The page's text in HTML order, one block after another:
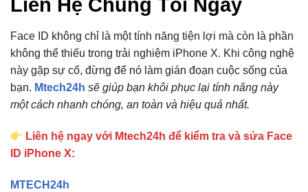
Liên Hệ Chúng Tôi Ngay
Face ID không chỉ là một tính năng tiện lợi mà còn là phần
không thể thiếu trong trải nghiệm iPhone X. Khi công nghệ
này gặp sự cố, đừng để nó làm gián đoạn cuộc sống của
bạn. Mtech24h sẽ giúp bạn khôi phục lại tính năng này
một cách nhanh chóng, an toàn và hiệu quả nhất.
Liên hệ ngay với Mtech24h để kiểm tra và sửa Face
ID iPhone X:
MTECH24h